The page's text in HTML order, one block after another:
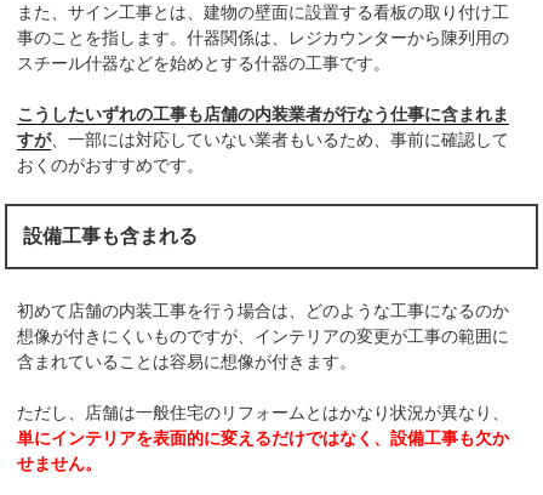
また、サイン工事とは、建物の壁面に設置する看板の取り付け工
事のことを指します。什器関係は、レジカウンターから陳列用の
スチール什器などを始めとする什器の工事です。
こうしたいずれの工事も店舗の内装業者が行なう仕事に含まれま
すが、一部には対応していない業者もいるため、事前に確認して
おくのがおすすめです。
設備工事も含まれる
初めて店舗の内装工事を行う場合は、どのような工事になるのか
想像が付きにくいものですが、インテリアの変更が工事の範囲に
含まれていることは容易に想像が付きます。
ただし、店舗は一般住宅のリフォームとはかなり状況が異なり、
単にインテリアを表面的に変えるだけではなく、設備工事も欠か
せません。